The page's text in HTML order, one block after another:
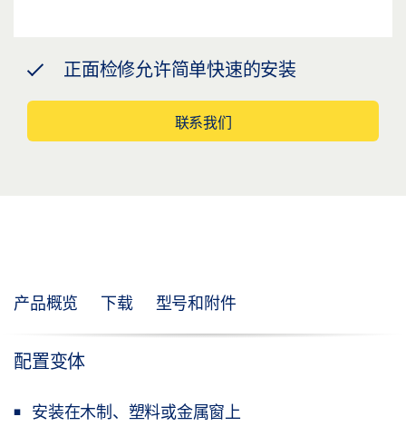
正面检修允许简单快速的安装
联系我们
产品概览 下载 型号和附件
配置变体
安装在木制、塑料或金属窗上